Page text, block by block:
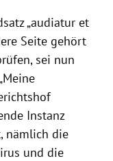
„audiatur et
Seite gehört
sei nun
Instanz
nämlich die
und die